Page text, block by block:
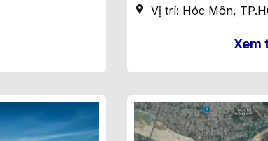
Vị trí: Hóc Môn,
Xem